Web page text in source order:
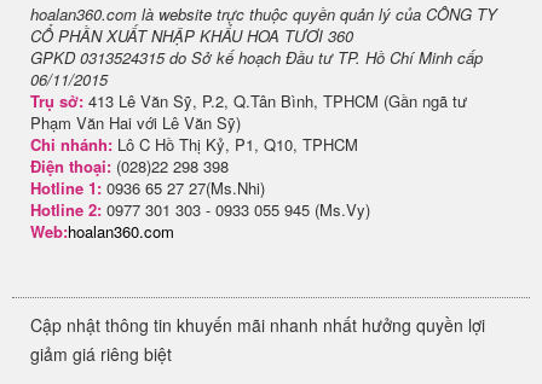
hoalan360.com là website trực thuộc quyền quản lý của CÔNG TY
CỔ PHẦN XUẤT NHẬP KHẨU HOA TƯƠI 360
GPKD 0313524315 do Sở kế hoạch Đầu tư TP. Hồ Chí Minh cấp
06/11/2015
Trụ sở: 413 Lê Văn Sỹ, P.2, Q.Tân Bình, TPHCM (Gần ngã tư
Phạm Văn Hai với Lê Văn Sỹ)
Chi nhánh: Lô C Hồ Thị Kỷ, P1, Q10, TPHCM
Điện thoại: (028)22 298 398
Hotline 1: 0936 65 27 27(Ms.Nhi)
Hotline 2: 0977 301 303 - 0933 055 945 (Ms.Vy)
Web:hoalan360.com
Cập nhật thông tin khuyến mãi nhanh nhất hưởng quyền lợi
giảm giá riêng biệt